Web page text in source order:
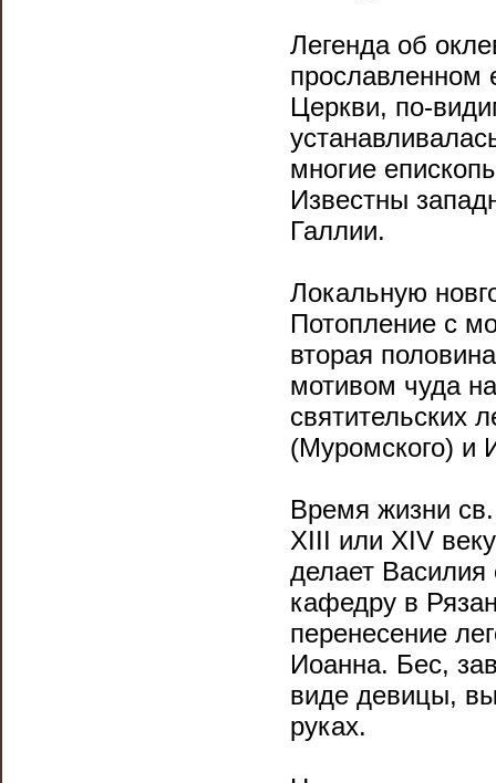
Легенда об
прославленном
Церкви, по-
многие
Известны
Галлии.
Локальную
Потопление с
вторая
мотивом чуда
святительских
(Муромского) и
Время жизни св.
XIII или XIV
делает
кафедру в
перенесение
Иоанна. Бес,
виде девицы,
руках.